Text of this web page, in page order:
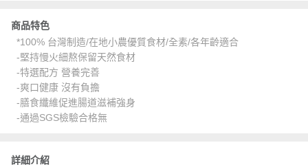
商品特色
*100% 台灣制造/在地小農優質食材/全素/各年齡適合
-堅持慢火細熬保留天然食材
-特選配方 營養完善
-爽口健康 沒有負擔
-膳食纖維促進腸道滋補強身
-通過SGS檢驗合格無
詳細介紹